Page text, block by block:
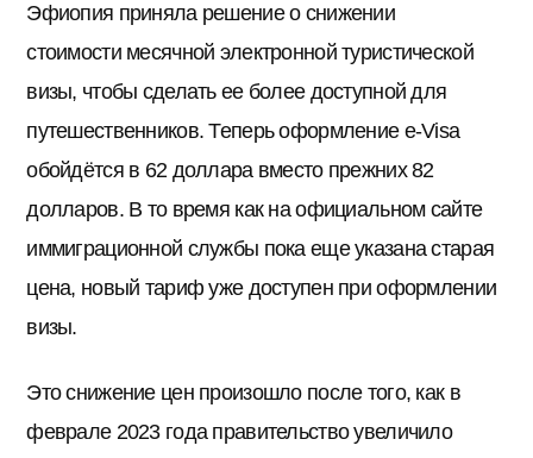
Эфиопия приняла решение о снижении
стоимости месячной электронной туристической
визы, чтобы сделать ее более доступной для
путешественников. Теперь оформление e-Visa
обойдётся в 62 доллара вместо прежних 82
долларов. В то время как на официальном сайте
иммиграционной службы пока еще указана старая
цена, новый тариф уже доступен при оформлении
визы.
Это снижение цен произошло после того, как в
феврале 2023 года правительство увеличило